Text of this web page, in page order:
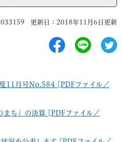
更新日：2018年11月6日更新
11月号No.584 [PDFファイル／
まち」の決算 [PDFファイル／